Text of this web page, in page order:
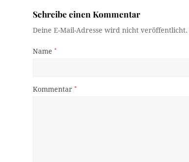
Schreibe einen Kommentar
Deine E-Mail-Adresse wird nicht veröffentlicht.
Name*
Kommentar*